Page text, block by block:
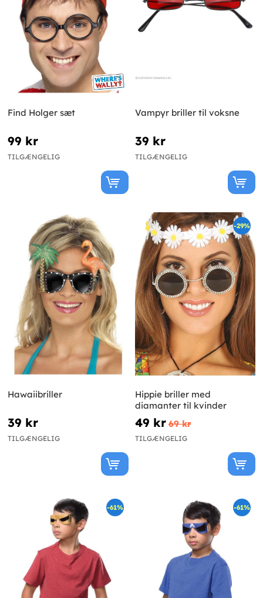
Find Holger sæt
99 kr
TILGÆNGELIG
Vampyr briller til voksne
39 kr
TILGÆNGELIG
Hawaiibriller
39 kr
TILGÆNGELIG
-29%
Hippie briller med
diamanter til kvinder
49 kr 69 kr
TILGÆNGELIG
-61% -61%